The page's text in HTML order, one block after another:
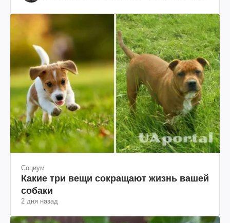
Социум
Какие три вещи сокращают жизнь вашей
собаки
2 дня назад